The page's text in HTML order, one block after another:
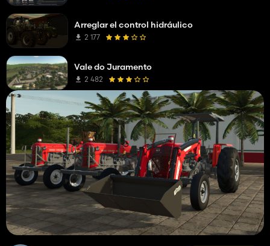
Arreglar el control hidráulico
2 177
Vale do Juramento
2 482